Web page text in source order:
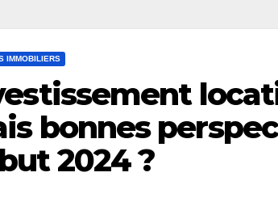
IMMOBILIERS
bonnes
2024 ?